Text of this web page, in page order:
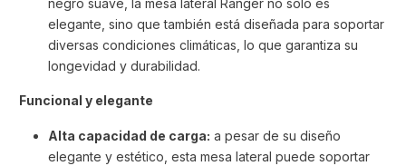
elegante, sino que también está diseñada para soportar
diversas condiciones climáticas, lo que garantiza su
longevidad y durabilidad.
Funcional y elegante
Alta capacidad de carga: a pesar de su diseño
elegante y estético, esta mesa lateral puede soportar